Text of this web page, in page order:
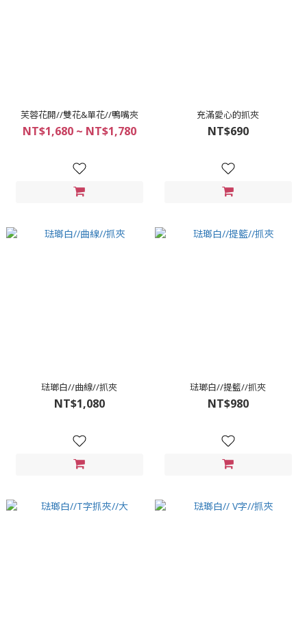
芙蓉花開//雙花&單花//鴨嘴夾
NT$1,680 ~ NT$1,780
充滿愛心的抓夾
NT$690
琺瑯白//曲線//抓夾
NT$1,080
琺瑯白//提籃//抓夾
NT$980